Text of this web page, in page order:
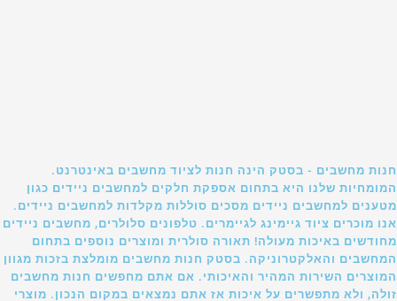
חנות מחשבים - בסטק הינה חנות לציוד מחשבים באינטרנט.
המומחיות שלנו היא בתחום אספקת חלקים למחשבים ניידים כגון
מטענים למחשבים ניידים מסכים סוללות מקלדות למחשבים ניידים.
אנו מוכרים ציוד גיימינג לגיימרים. טלפונים סלולרים, מחשבים ניידים
מחודשים באיכות מעולה! תאורה סולרית ומוצרים נוספים בתחום
המחשבים והאלקטרוניקה. בסטק חנות מחשבים מומלצת בזכות מגוון
המוצרים השירות המהיר והאיכותי. אם אתם מחפשים חנות מחשבים
זולה, ולא מתפשרים על איכות אז אתם נמצאים במקום הנכון. מוצרי